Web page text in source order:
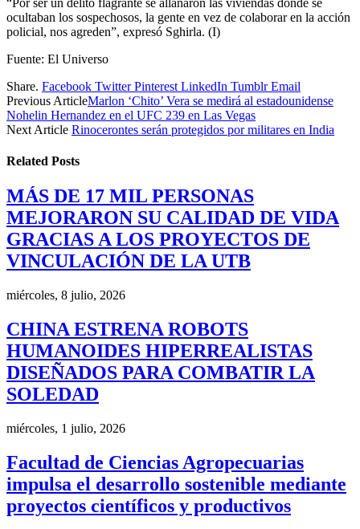
ocultaban los sospechosos, la gente en vez de colaborar en la acción
policial, nos agreden”, expresó Sghirla. (I)
Fuente: El Universo
Share. Facebook Twitter Pinterest LinkedIn Tumblr Email
Previous ArticleMarlon ‘Chito’ Vera se medirá al estadounidense
Nohelin Hernandez en el UFC 239 en Las Vegas
Next Article Rinocerontes serán protegidos por militares en India
Related Posts
MÁS DE 17 MIL PERSONAS
MEJORARON SU CALIDAD DE VIDA
GRACIAS A LOS PROYECTOS DE
VINCULACIÓN DE LA UTB
miércoles, 8 julio, 2026
CHINA ESTRENA ROBOTS
HUMANOIDES HIPERREALISTAS
DISEÑADOS PARA COMBATIR LA
SOLEDAD
miércoles, 1 julio, 2026
Facultad de Ciencias Agropecuarias
impulsa el desarrollo sostenible mediante
proyectos científicos y productivos